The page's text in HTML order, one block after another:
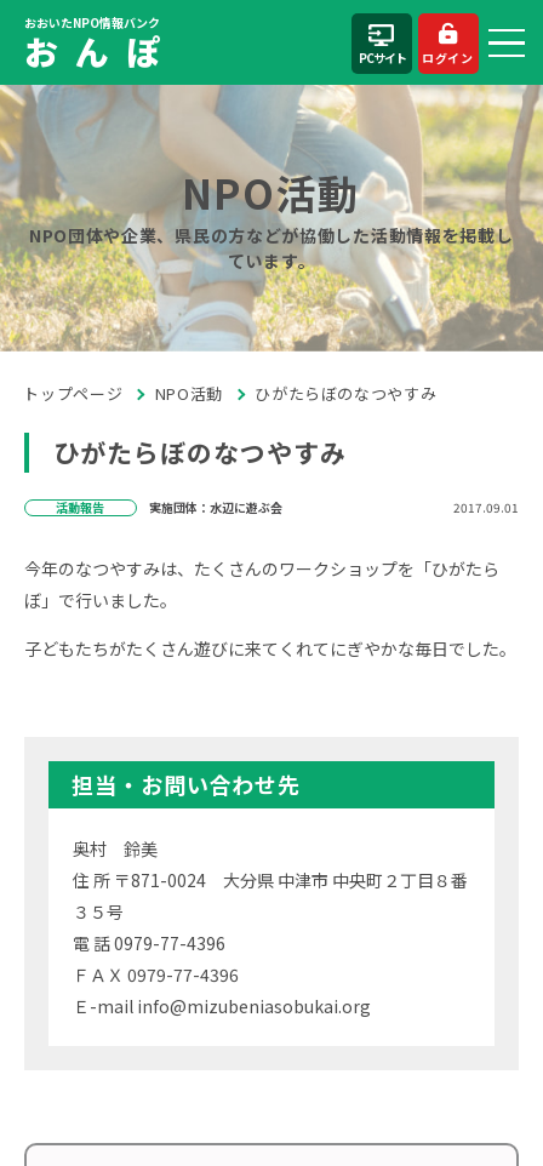
おおいたNPO情報バンク
お ん ぽ PCサイト ログイン
NPO活動
NPO団体や企業、県民の方などが協働した活動情報を掲載し
ています。
トップページ NPO活動 ひがたらぼのなつやすみ
ひがたらぼのなつやすみ
活動報告 実施団体：水辺に遊ぶ会 2017.09.01
今年のなつやすみは、たくさんのワークショップを「ひがたら
ぼ」で行いました。
子どもたちがたくさん遊びに来てくれてにぎやかな毎日でした。
担当・お問い合わせ先
奥村 鈴美
住 所 〒871-0024 大分県 中津市 中央町２丁目８番
３５号
電 話 0979-77-4396
ＦＡＸ 0979-77-4396
Ｅ-mail info@mizubeniasobukai.org